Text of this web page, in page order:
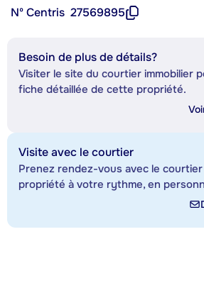
Nº Centris 27569895
Besoin de plus de détails?
Visiter le site du courtier immobilier
fiche détaillée de cette propriété.
Visite avec le courtier
Prenez rendez-vous avec le
propriété à votre rythme, en